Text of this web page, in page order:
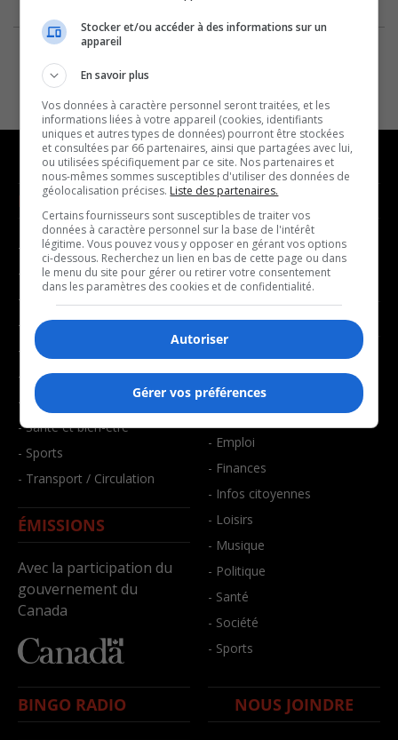
NOUVELLES
- Affaires municipales
- Communauté / Social
- Culture
- Économie
- Éducation
- Environnement
- Faits divers
- Santé et bien-être
- Sports
- Transport / Circulation
ÉMISSIONS
Avec la participation du
gouvernement du
Canada
MUSIQUE
- Décompte franco
- Joué récemment
BALADOS
- Art de vivre
- Bien-être
- Emploi
- Finances
- Infos citoyennes
- Loisirs
- Musique
- Politique
- Santé
- Société
- Sports
BINGO RADIO NOUS JOINDRE
Stocker et/ou accéder à des informations sur un
appareil
En savoir plus
Vos données à caractère personnel seront traitées, et les
informations liées à votre appareil (cookies, identifiants
uniques et autres types de données) pourront être stockées
et consultées par 66 partenaires, ainsi que partagées avec lui,
ou utilisées spécifiquement par ce site. Nos partenaires et
nous-mêmes sommes susceptibles d'utiliser des données de
géolocalisation précises. Liste des partenaires.
Certains fournisseurs sont susceptibles de traiter vos
données à caractère personnel sur la base de l'intérêt
légitime. Vous pouvez vous y opposer en gérant vos options
ci-dessous. Recherchez un lien en bas de cette page ou dans
le menu du site pour gérer ou retirer votre consentement
dans les paramètres des cookies et de confidentialité.
Autoriser
Gérer vos préférences